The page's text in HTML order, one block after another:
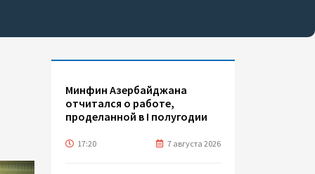
Минфин Азербайджана
отчитался о работе,
проделанной в I полугодии
17:20 7 августа 2026